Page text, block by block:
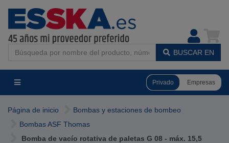
BUSCAR EN
Privado Empresas
Página de inicio
Bombas y estaciones de bombeo
Bombas ASF Thomas
Bomba de vacío rotativa de paletas G 08 - máx. 15,5